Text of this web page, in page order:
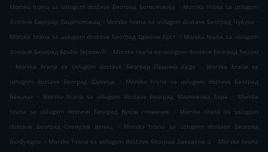
Morska hrana sa uslugom dostave Београд Богословија . Morska hrana sa uslugom
dostave Београд Хаџипоповац . Morska hrana sa uslugom dostave Београд Чубура .
Morska hrana sa uslugom dostave Београд Црвени Крст . Morska hrana sa uslugom
dostave Београд Браће Јерковић . Morska hrana sa uslugom dostave Београд Ђерам
. Morska hrana sa uslugom dostave Београд Пашино брдо . Morska hrana sa
uslugom dostave Београд Шумице
.
Morska hrana sa uslugom dostave Београд
Бањица
. Morska hrana sa uslugom dostave Београд Маринкова бара . Morska
hrana sa uslugom dostave Београд Вуков споменик
. Morska hrana sa uslugom
dostave Београд Славујев венац
.
Morska hrana sa uslugom dostave Београд
Булбулдер . Morska hrana sa uslugom dostave Београд Звездара 2 . Morska hrana